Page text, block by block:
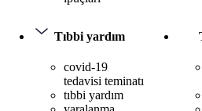
Tıbbi yardım
covid-19
tedavisi teminatı
tıbbi yardım